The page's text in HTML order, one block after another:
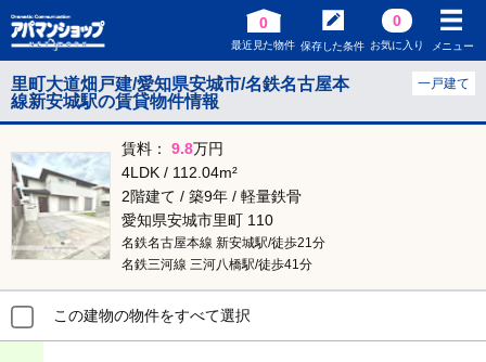
0
最近見た物件 保存した条件
0
お気に入り メニュー
里町大道畑戸建/愛知県安城市/名鉄名古屋本
線新安城駅の賃貸物件情報
一戸建て
賃料： 9.8万円
4LDK / 112.04m²
2階建て / 築9年 / 軽量鉄骨
愛知県安城市里町 110
名鉄名古屋本線 新安城駅/徒歩21分
名鉄三河線 三河八橋駅/徒歩41分
この建物の物件をすべて選択